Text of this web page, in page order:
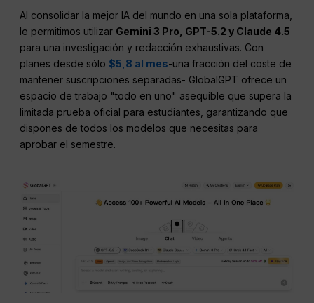
Al consolidar la mejor IA del mundo en una sola plataforma,
le permitimos utilizar Gemini 3 Pro, GPT-5.2 y Claude 4.5
para una investigación y redacción exhaustivas. Con
planes desde sólo $5,8 al mes-una fracción del coste de
mantener suscripciones separadas- GlobalGPT ofrece un
espacio de trabajo "todo en uno" asequible que supera la
limitada prueba oficial para estudiantes, garantizando que
dispones de todos los modelos que necesitas para
aprobar el semestre.